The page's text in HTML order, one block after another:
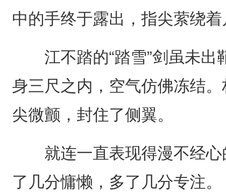
中的手终于露出，指尖萦绕
江不踏的“踏雪”剑虽未出
身三尺之内，空气仿佛冻结
尖微颤，封住了侧翼。
就连一直表现得漫不经心
了几分慵懒，多了几分专注。